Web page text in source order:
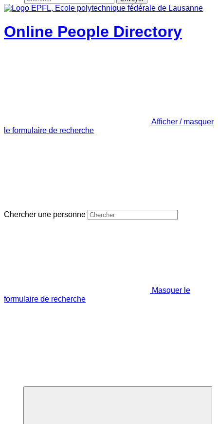
Online People Directory
Afficher / masquer
le formulaire de recherche
Chercher une personne
Masquer le
formulaire de recherche